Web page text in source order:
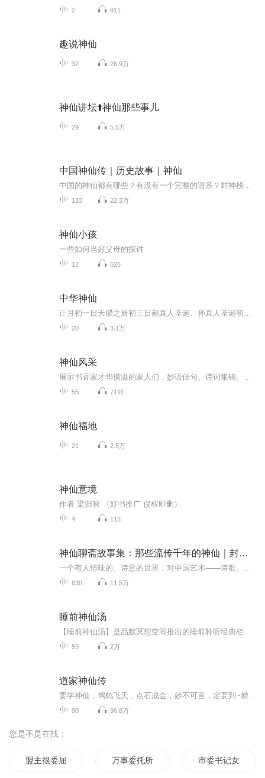
2 911
趣说神仙
32 26.9万
神仙讲坛⬆️神仙那些事儿
29 5.5万
中国神仙传｜历史故事｜神仙
133 22.3万
神仙小孩
一些如何当好父母的探讨
12 626
中华神仙
20 3.1万
神仙风采
55 7191
神仙福地
21 2.5万
神仙意境
作者 梁归智 （好书推广 侵权即删）
4 113
神仙聊斋故事集：那些流传千年的神仙｜封神榜原型神仙
630 11.5万
睡前神仙汤
59 2万
道家神仙传
90 96.8万
您是不是在找：
盟主很委屈 万事委托所 市委书记女婿